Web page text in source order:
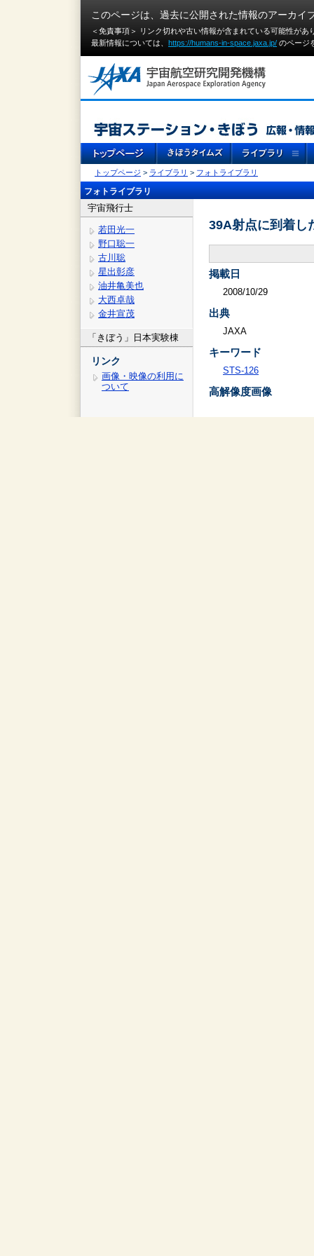
このページは、過去に公開された情報のアーカイ
＜免責事項＞ リンク切れや古い情報が含まれている可能性が
最新情報については、 https://humans-in-space.jaxa.jp/ のページ
トップページ > ライブラリ > フォトライブラリ
フォトライブラリ
宇宙飛行士
若田光一
野口聡一
古川聡
星出彰彦
油井亀美也
大西卓哉
金井宣茂
「きぼう」日本実験棟
リンク
画像・映像の利用に
ついて
39A射点に到着し
掲載日
2008/10/29
出典
JAXA
キーワード
STS-126
高解像度画像